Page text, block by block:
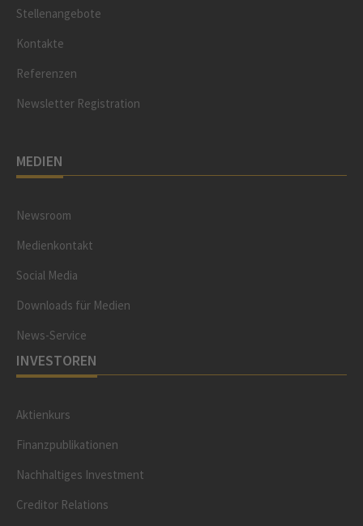
Stellenangebote
Kontakte
Referenzen
Newsletter Registration
MEDIEN
Newsroom
Medienkontakt
Social Media
Downloads für Medien
News-Service
INVESTOREN
Aktienkurs
Finanzpublikationen
Nachhaltiges Investment
Creditor Relations